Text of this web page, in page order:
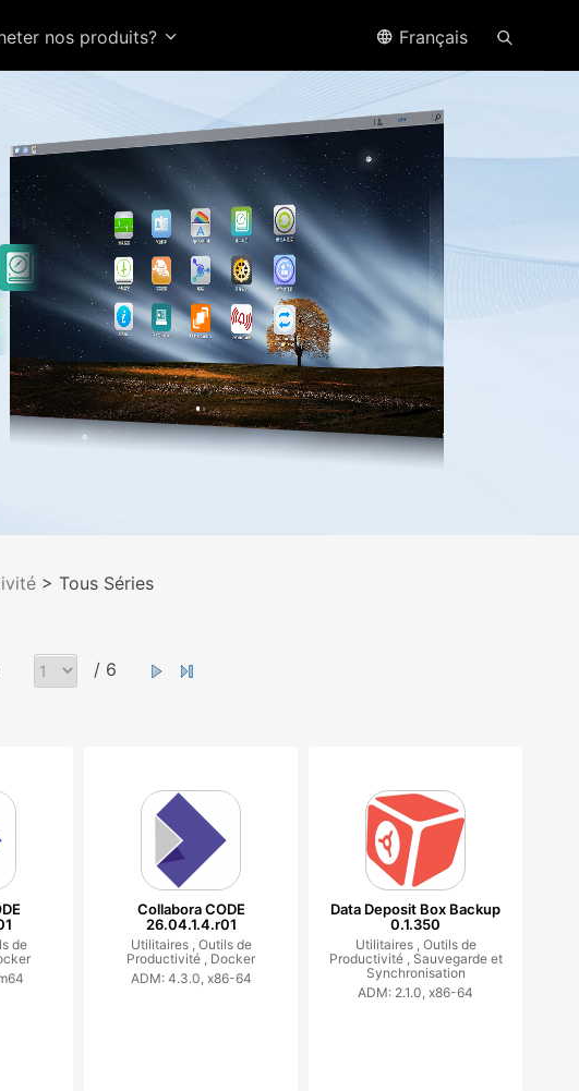
nos produits? Français
> Tous Séries
/ 6
de
Collabora CODE
26.04.1.4.r01
Utilitaires , Outils de
Productivité , Docker
ADM: 4.3.0, x86-64
Data Deposit Box Backup
0.1.350
Utilitaires , Outils de
Productivité , Sauvegarde et
Synchronisation
ADM: 2.1.0, x86-64